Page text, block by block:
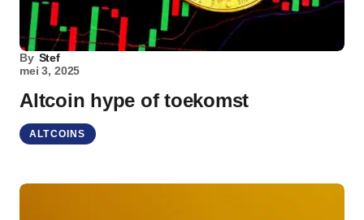
By Stef
mei 3, 2025
Altcoin hype of toekomst
ALTCOINS